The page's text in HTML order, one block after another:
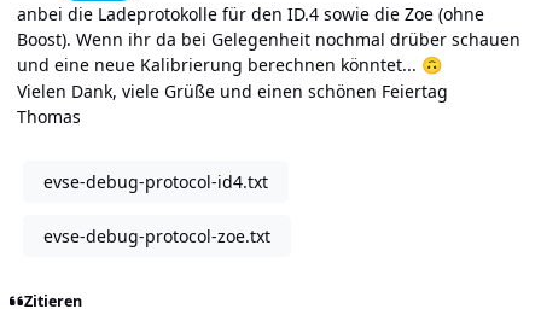
anbei die Ladeprotokolle für den ID.4 sowie die Zoe (ohne
Boost). Wenn ihr da bei Gelegenheit nochmal drüber schauen
und eine neue Kalibrierung berechnen könntet... 🙃
Vielen Dank, viele Grüße und einen schönen Feiertag
Thomas
evse-debug-protocol-id4.txt
evse-debug-protocol-zoe.txt
Zitieren